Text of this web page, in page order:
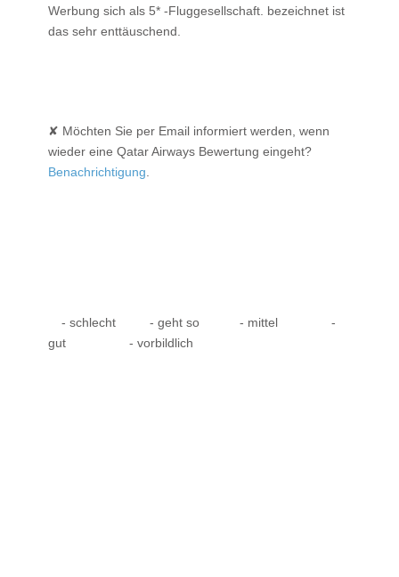
Werbung sich als 5* -Fluggesellschaft. bezeichnet ist
das sehr enttäuschend.
✘ Möchten Sie per Email informiert werden, wenn
wieder eine Qatar Airways Bewertung eingeht?
Benachrichtigung
- schlecht - geht so - mittel
-
gut
- vorbildlich